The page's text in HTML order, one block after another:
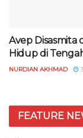
Avep Disasmita
Hidup di
NURDIAN AKHMAD
FEATURE